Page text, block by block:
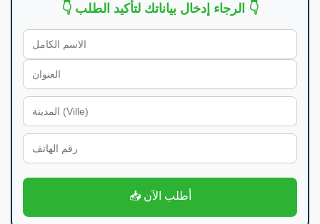
👇 الرجاء إدخال بياناتك لتأكيد الطلب 👇
📥 أطلب الآن